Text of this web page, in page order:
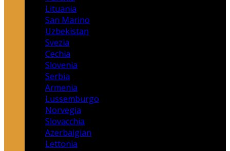
Lituania
San Marino
Uzbekistan
Svezia
Cechia
Slovenia
Serbia
Armenia
Lussemburgo
Norvegia
Slovacchia
Azerbaigian
Lettonia